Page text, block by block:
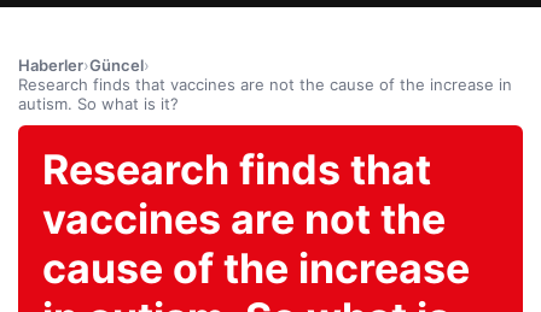
Haberler›Güncel›
Research finds that vaccines are not the cause of the increase in
autism. So what is it?
Research finds that
vaccines are not the
cause of the increase